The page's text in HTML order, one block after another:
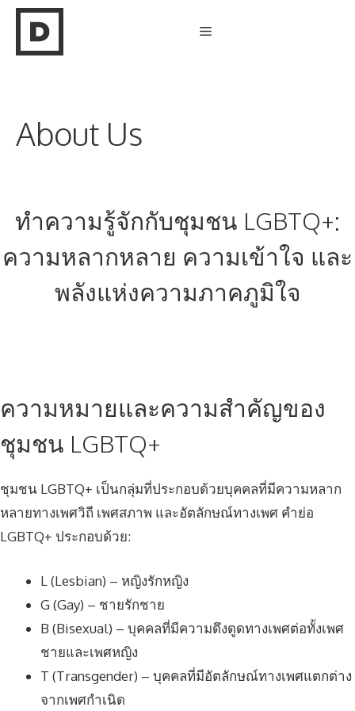
Skip
content
Menu
About Us
ทำความรู้จักกับชุมชน LGBTQ+:
ความหลากหลาย ความเข้าใจ และ
พลังแห่งความภาคภูมิใจ
ความหมายและความสำคัญของ
ชุมชน LGBTQ+
ชุมชน LGBTQ+ เป็นกลุ่มที่ประกอบด้วยบุคคลที่มีความหลาก
หลายทางเพศวิถี เพศสภาพ และอัตลักษณ์ทางเพศ คำย่อ
LGBTQ+ ประกอบด้วย:
L (Lesbian) – หญิงรักหญิง
G (Gay) – ชายรักชาย
B (Bisexual) – บุคคลที่มีความดึงดูดทางเพศต่อทั้งเพศ
ชายและเพศหญิง
T (Transgender) – บุคคลที่มีอัตลักษณ์ทางเพศแตกต่าง
จากเพศกำเนิด